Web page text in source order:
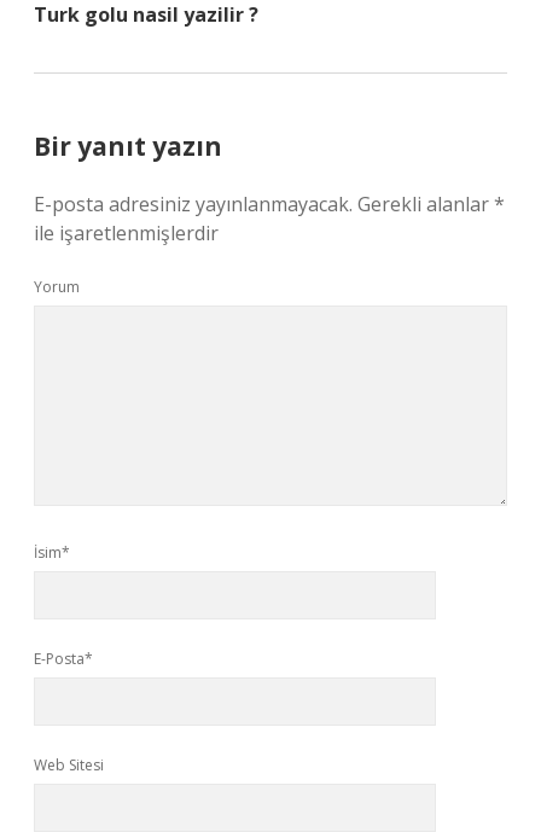
Turk golu nasil yazilir ?
Bir yanıt yazın
E-posta adresiniz yayınlanmayacak. Gerekli alanlar*
ile işaretlenmişlerdir
Yorum
İsim*
E-Posta*
Web Sitesi